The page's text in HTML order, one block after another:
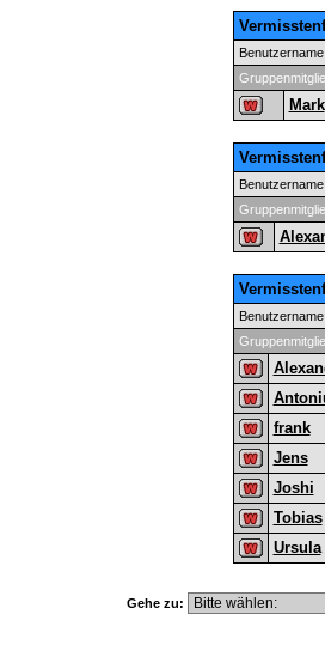
Benutzername
Mark
Benutzername
Benutzername
frank
Jens
Joshi
Tobias
Ursula
Gehe zu: